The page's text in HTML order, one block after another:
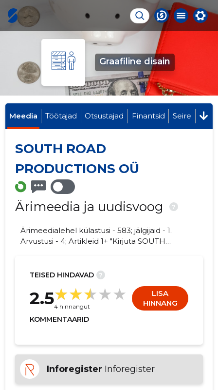
Graafiline disain
Meedia Töötajad Otsustajad Finantsid Seire
SOUTH ROAD
PRODUCTIONS OÜ
Ärimeedia ja uudisvoog ?
Ärimeedialehel külastusi - 583; jälgijaid - 1.
Arvustusi - 4; Artikleid 1+ "Kirjuta SOUTH
TEISED HINDAVAD ?
2.54 hinnangut
LISA
HINNANG
KOMMENTAARID
Inforegister Inforegister